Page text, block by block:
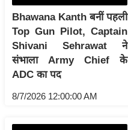
स्थ
ल
फि
ट
ने
मं
Bhawana Kanth बनीं पहली
Top Gun Pilot, Captain
Shivani Sehrawat ने
संभाला Army Chief के
ADC का पद
8/7/2026 12:00:00 AM